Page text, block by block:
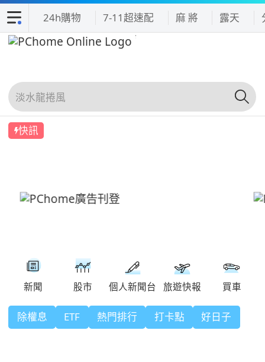
24h購物 7-11超速配 麻 將 露天
快訊
除權息 ETF 熱門排行 打卡點 好日子